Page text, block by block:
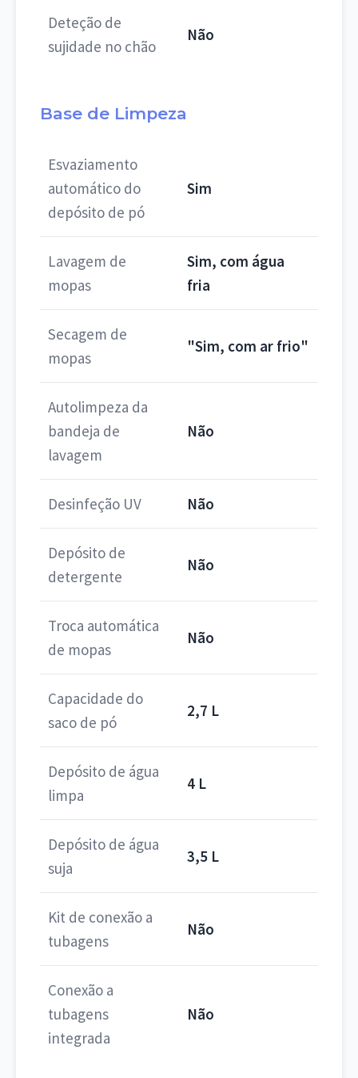
Deteção de
sujidade no chão
Não
Base de Limpeza
Esvaziamento
automático do
depósito de pó
Sim
Lavagem de
mopas
Sim, com água
fria
Secagem de
mopas
"Sim, com ar frio"
Autolimpeza da
bandeja de
lavagem
Não
Desinfeção UV Não
Depósito de
detergente
Não
Troca automática
de mopas
Não
Capacidade do
saco de pó
2,7 L
Depósito de água
limpa
4 L
Depósito de água
suja
3,5 L
Kit de conexão a
tubagens
Não
Conexão a
tubagens
integrada
Não